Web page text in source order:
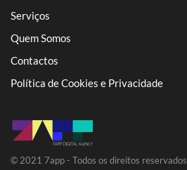
Serviços
Quem Somos
Contactos
Política de Cookies e Privacidade
© 2021 7app - Todos os direitos reservados